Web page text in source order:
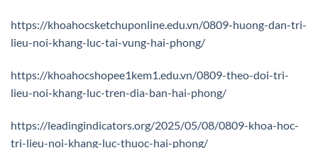
https://khoahocsketchuponline.edu.vn/0809-huong-dan-tri-
lieu-noi-khang-luc-tai-vung-hai-phong/
https://khoahocshopee1kem1.edu.vn/0809-theo-doi-tri-
lieu-noi-khang-luc-tren-dia-ban-hai-phong/
https://leadingindicators.org/2025/05/08/0809-khoa-hoc-
tri-lieu-noi-khang-luc-thuoc-hai-phong/